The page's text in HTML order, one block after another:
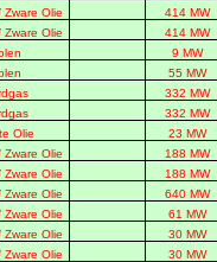
Zware Olie 414 MW
Zware Olie 414 MW
9 MW
55 MW
332 MW
332 MW
Olie 23 MW
Zware Olie 188 MW
Zware Olie 188 MW
Zware Olie 640 MW
Zware Olie 61 MW
Zware Olie 30 MW
Zware Olie 30 MW